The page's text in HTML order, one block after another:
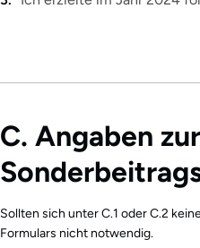
C. Angaben
Sollten sich unter C.1 oder C.2
Formulars nicht notwendig.